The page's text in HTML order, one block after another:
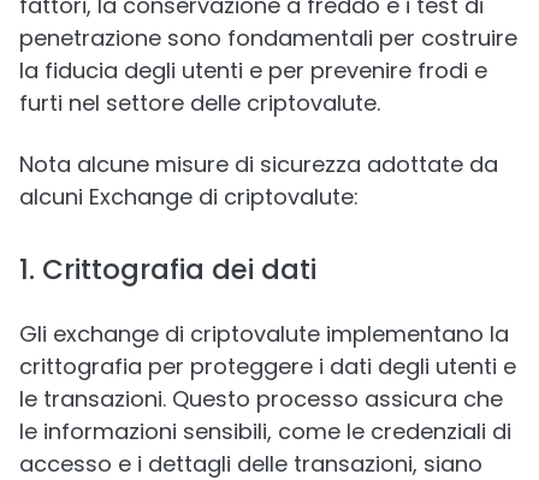
penetrazione sono fondamentali per costruire
la fiducia degli utenti e per prevenire frodi e
furti nel settore delle criptovalute.
Nota alcune misure di sicurezza adottate da
alcuni Exchange di criptovalute:
1. Crittografia dei dati
Gli exchange di criptovalute implementano la
crittografia per proteggere i dati degli utenti e
le transazioni. Questo processo assicura che
le informazioni sensibili, come le credenziali di
accesso e i dettagli delle transazioni, siano